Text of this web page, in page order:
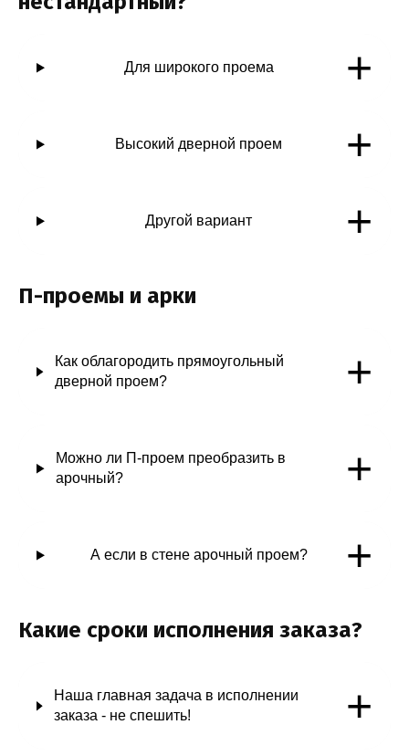
Для широкого проема +
Высокий дверной проем +
Другой вариант +
П-проемы и арки
Как облагородить прямоугольный
дверной проем?
+
Можно ли П-проем преобразить в
арочный?
+
А если в стене арочный проем? +
Какие сроки исполнения заказа?
Наша главная задача в исполнении
заказа - не спешить!
+